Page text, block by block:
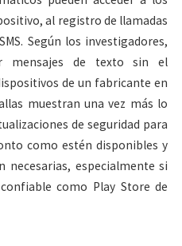
al registro de llamadas
Según los investigadores,
mensajes de texto sin el
de un fabricante en
muestran una vez más lo
de seguridad para
como estén disponibles y
necesarias, especialmente si
como Play Store de